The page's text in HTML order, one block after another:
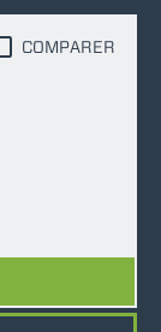
COMPARER